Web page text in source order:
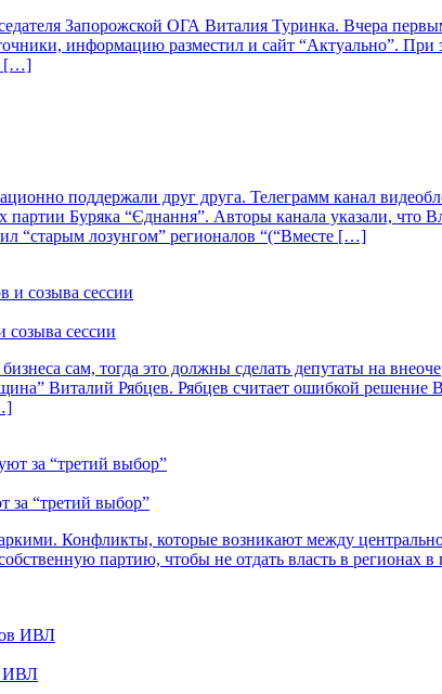
Запорожской ОГА Виталия Туринка. Вчера
информацию разместил и сайт “Актуально”.
[…]
поддержали друг друга. Телеграмм канал
Буряка “Єднання”. Авторы канала указали, что
“старым лозунгом” регионалов “(“Вместе […]
созыва сессии
сам, тогда это должны сделать депутаты на
Виталий Рябцев. Рябцев считает ошибкой
за “третий выбор”
Конфликты, которые возникают между
партию, чтобы не отдать власть в регионах
ИВЛ